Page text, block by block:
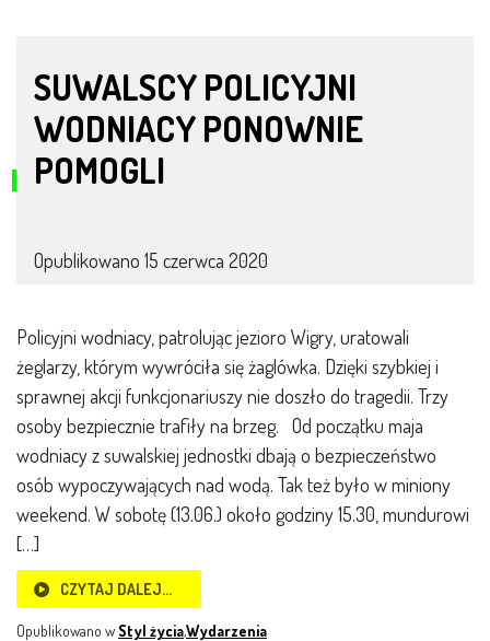
SUWALSCY POLICYJNI
WODNIACY PONOWNIE
POMOGLI
Opublikowano 15 czerwca 2020
Policyjni wodniacy, patrolując jezioro Wigry, uratowali
żeglarzy, którym wywróciła się żaglówka. Dzięki szybkiej i
sprawnej akcji funkcjonariuszy nie doszło do tragedii. Trzy
osoby bezpiecznie trafiły na brzeg. Od początku maja
wodniacy z suwalskiej jednostki dbają o bezpieczeństwo
osób wypoczywających nad wodą. Tak też było w miniony
weekend. W sobotę (13.06.) około godziny 15.30, mundurowi
[…]
CZYTAJ DALEJ…
Opublikowano w Styl życia,Wydarzenia